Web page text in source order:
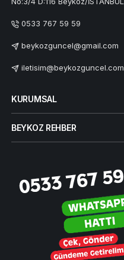
0533 767 59 59
beykozguncel@gmail.com
iletisim@beykozguncel.com
KURUMSAL
BEYKOZ REHBER